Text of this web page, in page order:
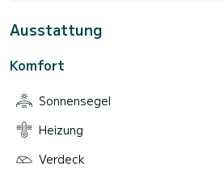
Ausstattung
Komfort
Sonnensegel
Heizung
Verdeck